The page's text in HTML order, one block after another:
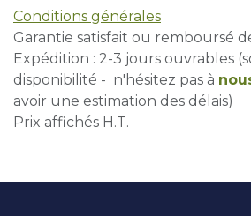
Conditions générales
Garantie satisfait ou remboursé
Expédition : 2-3 jours ouvrables
disponibilité - n'hésitez pas à
avoir une estimation des délais)
Prix affichés H.T.